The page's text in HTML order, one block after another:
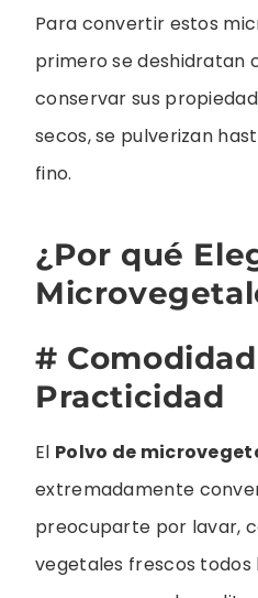
Para convertir estos
primero se deshidratan
conservar sus
secos, se pulverizan
fino.
¿Por qué
#
Practicidad
El Polvo de
extremadamente
preocuparte por lavar,
vegetales frescos todos